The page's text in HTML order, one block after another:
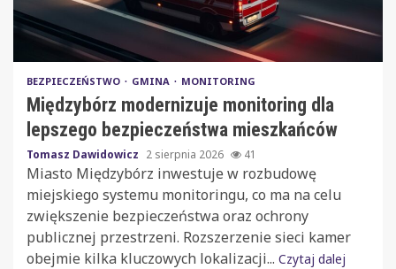
BEZPIECZEŃSTWO GMINA MONITORING
Międzybórz modernizuje monitoring dla
lepszego bezpieczeństwa mieszkańców
Tomasz Dawidowicz 2 sierpnia 2026 41
Miasto Międzybórz inwestuje w rozbudowę
miejskiego systemu monitoringu, co ma na celu
zwiększenie bezpieczeństwa oraz ochrony
publicznej przestrzeni. Rozszerzenie sieci kamer
obejmie kilka kluczowych lokalizacji... Czytaj dalej